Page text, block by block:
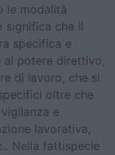
le modalità
significa che il
specifica e
al potere direttivo,
di lavoro, che si
oltre che
e
lavorativa,
Nella fattispecie